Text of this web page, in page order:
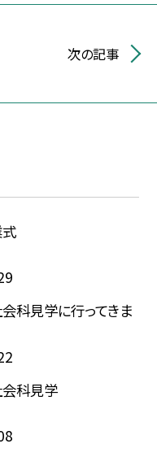
次の記事
科見学に行ってきま
科見学